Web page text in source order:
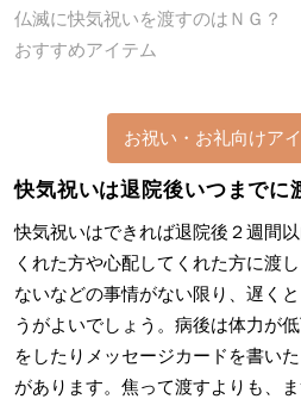
仏滅に快気祝いを渡すのはＮＧ？
おすすめアイテム
お祝い・お礼向けア
快気祝いは退院後いつまでに
快気祝いはできれば退院後２週間
くれた方や心配してくれた方に渡
ないなどの事情がない限り、遅く
うがよいでしょう。病後は体力が
をしたりメッセージカードを書い
があります。焦って渡すよりも、